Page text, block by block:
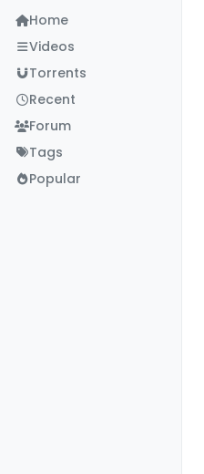
Home
Videos
Torrents
Recent
Forum
Tags
Popular